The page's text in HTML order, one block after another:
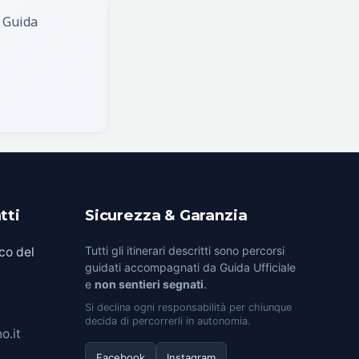
Guida
del
Sicurezza & Garanzia
Tutti gli itinerari descritti sono percorsi
guidati accompagnati da Guida Ufficiale
e non sentieri segnati.
Si declina ogni responsabilità per chiunque
decida di percorrerli in autonomia.